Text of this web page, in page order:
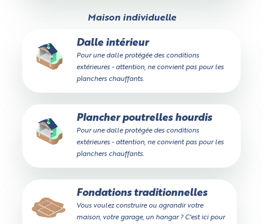
Maison individuelle
Dalle intérieur
Pour une dalle protégée des conditions
extérieures - attention, ne convient pas pour les
planchers chauffants.
Plancher poutrelles hourdis
Pour une dalle protégée des conditions
extérieures - attention, ne convient pas pour les
planchers chauffants.
Fondations traditionnelles
Vous voulez construire ou agrandir votre
maison, votre garage, un hangar ? C'est ici pour